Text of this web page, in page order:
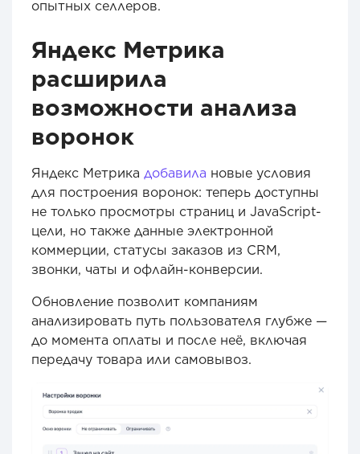
опытных селлеров.
Яндекс Метрика
расширила
возможности анализа
воронок
Яндекс Метрика добавила новые условия
для построения воронок: теперь доступны
не только просмотры страниц и JavaScript-
цели, но также данные электронной
коммерции, статусы заказов из CRM,
звонки, чаты и офлайн-конверсии.
Обновление позволит компаниям
анализировать путь пользователя глубже —
до момента оплаты и после неё, включая
передачу товара или самовывоз.